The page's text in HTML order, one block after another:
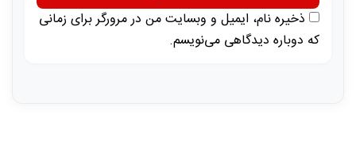
ذخیره نام، ایمیل و وبسایت من در مرورگر برای زمانی
که دوباره دیدگاهی می‌نویسم.